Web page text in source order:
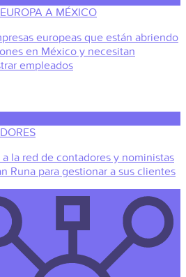
A MÉXICO
europeas que están abriendo
en México y necesitan
empleados
a la red de contadores y noministas
Runa para gestionar a sus clientes